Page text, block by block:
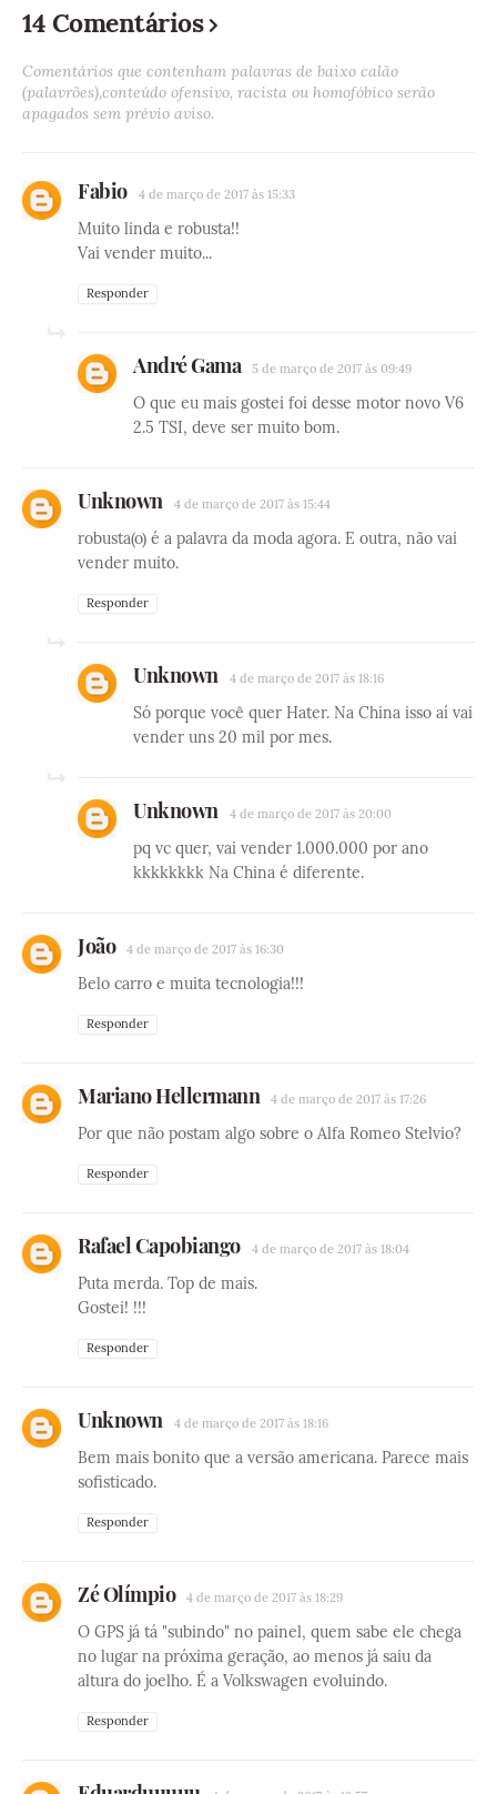
14 Comentários
Comentários que contenham palavras de baixo calão
(palavrões),conteúdo ofensivo, racista ou homofóbico serão
apagados sem prévio aviso.
Fabio 4 de março de 2017 às 15:33
Muito linda e robusta!!
Vai vender muito...
Responder
André Gama 5 de março de 2017 às 09:49
O que eu mais gostei foi desse motor novo V6
2.5 TSI, deve ser muito bom.
Unknown 4 de março de 2017 às 15:44
robusta(o) é a palavra da moda agora. E outra, não vai
vender muito.
Responder
Unknown 4 de março de 2017 às 18:16
Só porque você quer Hater. Na China isso aí vai
vender uns 20 mil por mes.
Unknown 4 de março de 2017 às 20:00
pq vc quer, vai vender 1.000.000 por ano
kkkkkkkk Na China é diferente.
João 4 de março de 2017 às 16:30
Belo carro e muita tecnologia!!!
Responder
Mariano Hellermann 4 de março de 2017 às 17:26
Por que não postam algo sobre o Alfa Romeo Stelvio?
Responder
Rafael Capobiango 4 de março de 2017 às 18:04
Puta merda. Top de mais.
Gostei! !!!
Responder
Unknown 4 de março de 2017 às 18:16
Bem mais bonito que a versão americana. Parece mais
sofisticado.
Responder
Zé Olímpio 4 de março de 2017 às 18:29
O GPS já tá "subindo" no painel, quem sabe ele chega
no lugar na próxima geração, ao menos já saiu da
altura do joelho. É a Volkswagen evoluindo.
Responder